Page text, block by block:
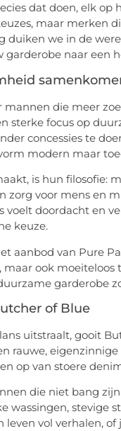
dat doen, elk op
maar merken
duiken we in de
garderobe naar een
mannen die meer
sterke focus op
concessies te
modern maar
is hun filosofie:
zorg voor mens en
voelt doordacht en
keuze.
aanbod van Pure
maar ook
garderobe
of Blue
uitstraalt, gooit
rauwe,
op van stoere
die niet bang
wassingen, stevige
vol verhalen,